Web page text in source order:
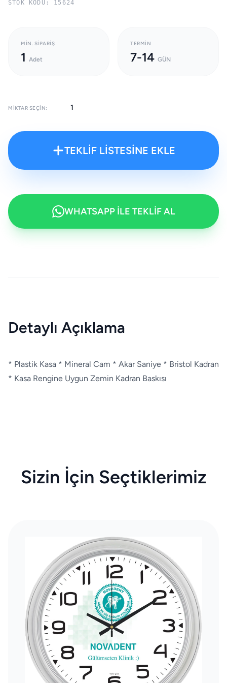
STOK KODU: 15624
MIN. SIPARIŞ
1 Adet
TERMIN
7-14 GÜN
MIKTAR SEÇIN:
TEKLİF LİSTESİNE EKLE
WHATSAPP İLE TEKLİF AL
Detaylı Açıklama
* Plastik Kasa * Mineral Cam * Akar Saniye * Bristol Kadran
* Kasa Rengine Uygun Zemin Kadran Baskısı
Sizin İçin Seçtiklerimiz